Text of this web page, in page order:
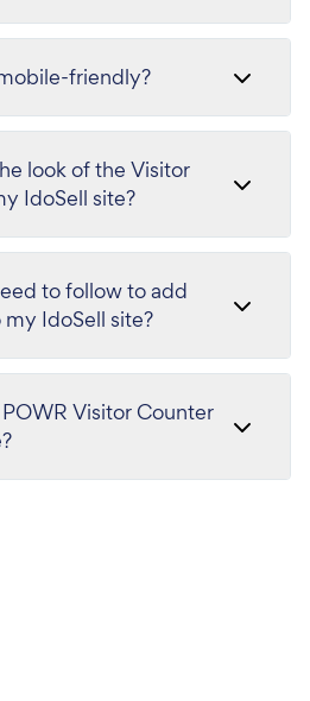
friendly?
look of the Visitor
IdoSell site?
to follow to add
IdoSell site?
Visitor Counter